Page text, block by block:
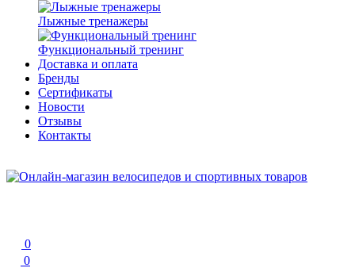
Лыжные тренажеры
Функциональный тренинг
Доставка и оплата
Бренды
Сертификаты
Новости
Отзывы
Контакты
0
0